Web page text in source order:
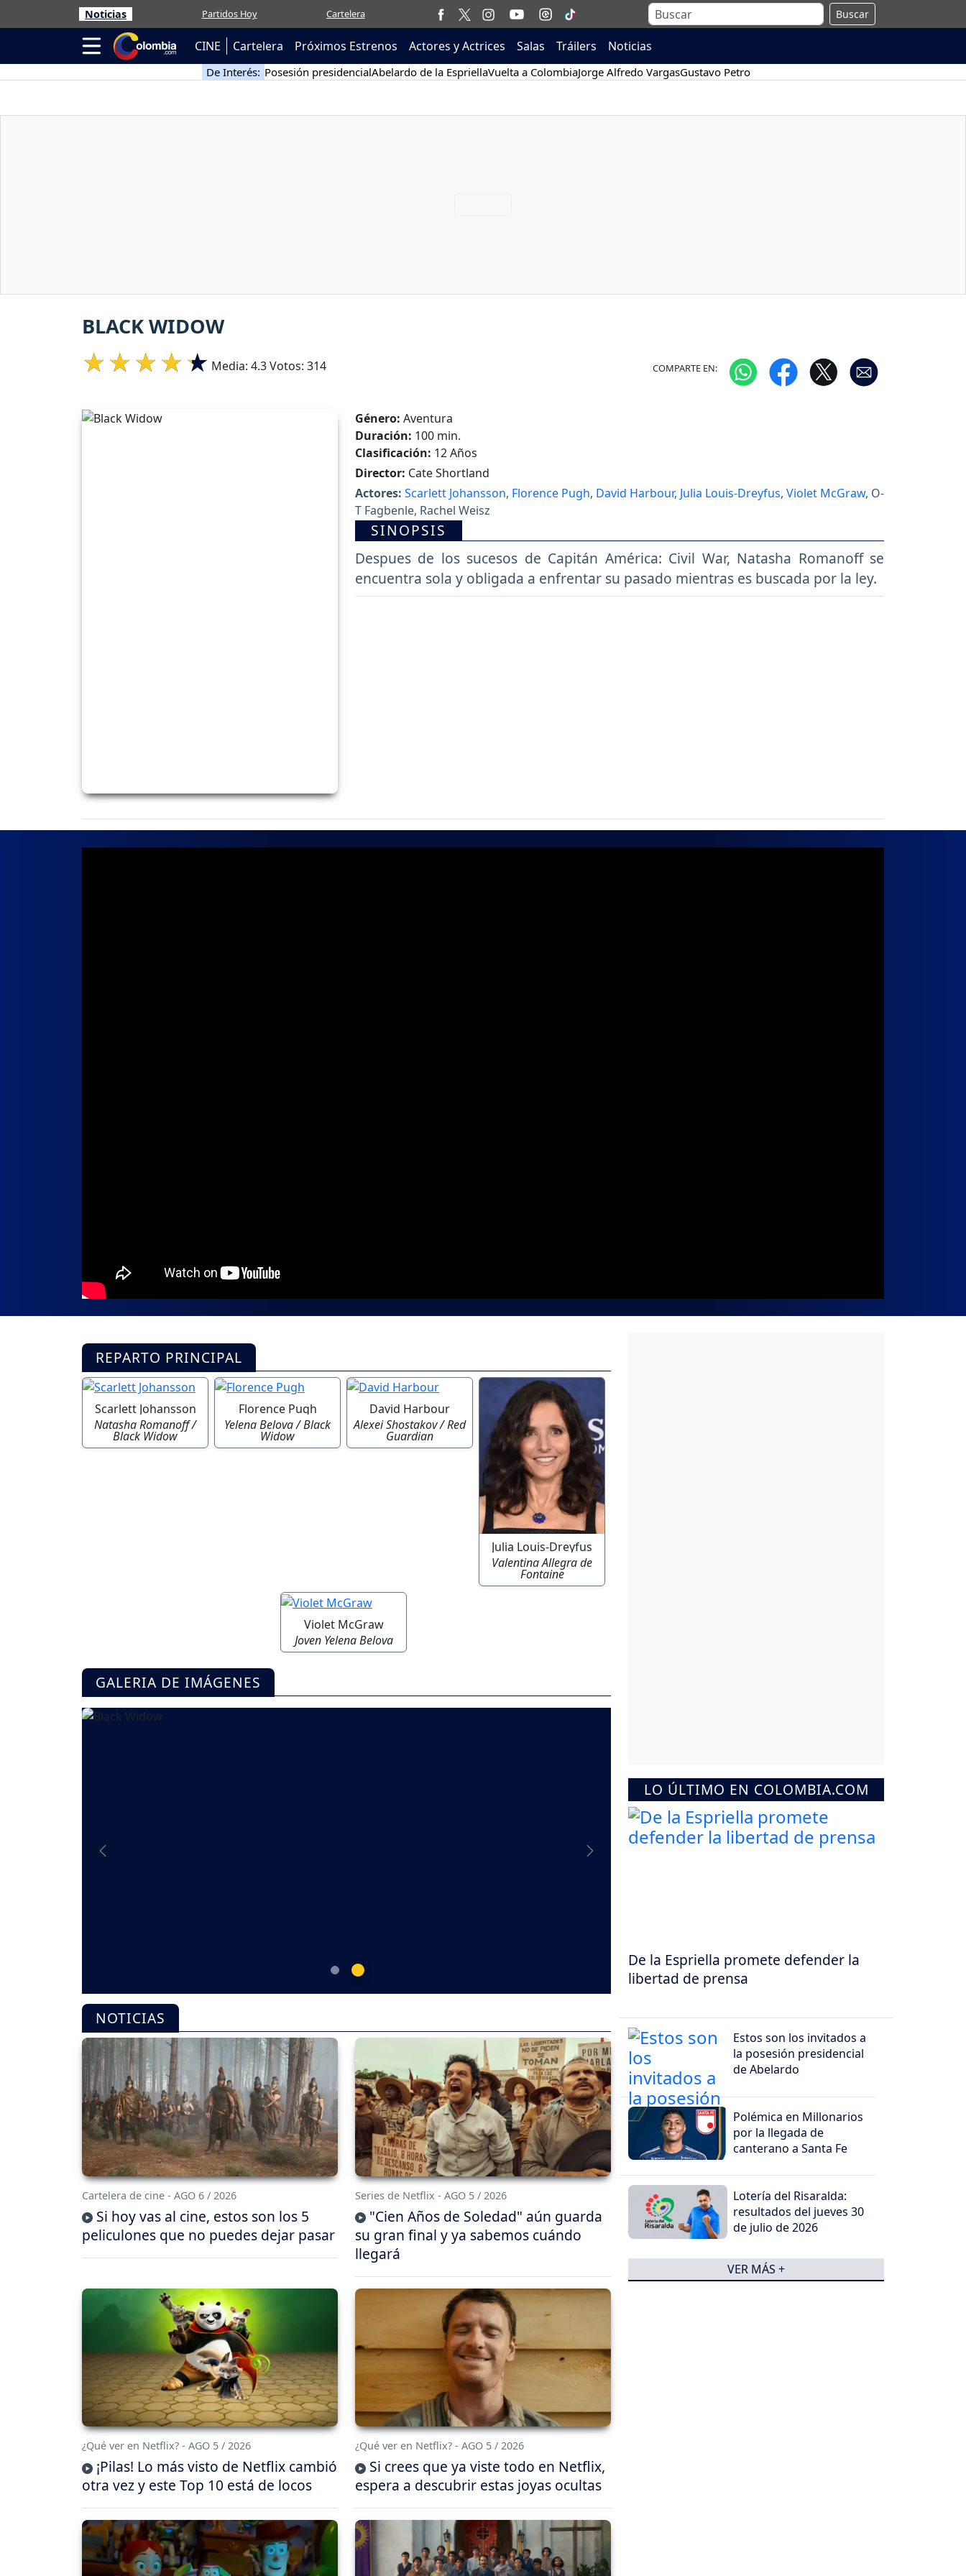
Noticias Partidos Hoy Cartelera Buscar
CINE Cartelera Próximos Estrenos Actores y Actrices Salas Tráilers Noticias
De Interés: Posesión presidencialAbelardo de la EspriellaVuelta a ColombiaJorge Alfredo VargasGustavo Petro
BLACK WIDOW
Media: 4.3Votos: 314 COMPARTE EN:
Género: Aventura
Duración: 100 min.
Clasificación: 12 Años
Director: Cate Shortland
Actores: Scarlett Johansson, Florence Pugh, David Harbour, Julia Louis-Dreyfus, Violet McGraw, O-
T Fagbenle, Rachel Weisz
SINOPSIS
Despues de los sucesos de Capitán América: Civil War, Natasha Romanoff se
encuentra sola y obligada a enfrentar su pasado mientras es buscada por la ley.
REPARTO PRINCIPAL
Scarlett Johansson
Natasha Romanoff /
Black Widow
Florence Pugh
Yelena Belova / Black
Widow
David Harbour
Alexei Shostakov / Red
Guardian
Julia Louis-Dreyfus
Valentina Allegra de
Fontaine
Violet McGraw
Joven Yelena Belova
GALERIA DE IMÁGENES
Previous Next
NOTICIAS
Cartelera de cine - AGO 6 / 2026
Si hoy vas al cine, estos son los 5
peliculones que no puedes dejar pasar
Series de Netflix - AGO 5 / 2026
"Cien Años de Soledad" aún guarda
su gran final y ya sabemos cuándo
llegará
¿Qué ver en Netflix? - AGO 5 / 2026
¡Pilas! Lo más visto de Netflix cambió
otra vez y este Top 10 está de locos
¿Qué ver en Netflix? - AGO 5 / 2026
Si crees que ya viste todo en Netflix,
espera a descubrir estas joyas ocultas
LO ÚLTIMO EN COLOMBIA.COM
De la Espriella promete defender la
libertad de prensa
Estos son los invitados a
la posesión presidencial
de Abelardo
Polémica en Millonarios
por la llegada de
canterano a Santa Fe
Lotería del Risaralda:
resultados del jueves 30
de julio de 2026
VER MÁS +